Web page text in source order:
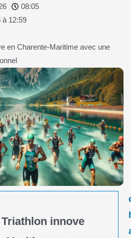
08:05
à 12:59
en Charente-Maritime avec une
innove